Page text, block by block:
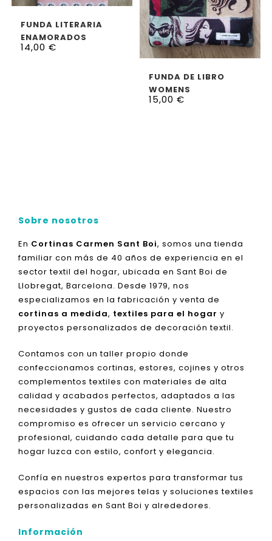
FUNDA LITERARIA
ENAMORADOS
14,00 €
FUNDA DE LIBRO
WOMENS
15,00€
Sobre nosotros
En Cortinas Carmen Sant Boi, somos una tienda
familiar con más de 40 años de experiencia en el
sector textil del hogar, ubicada en Sant Boi de
Llobregat, Barcelona. Desde 1979, nos
especializamos en la fabricación y venta de
cortinas a medida, textiles para el hogar y
proyectos personalizados de decoración textil.
Contamos con un taller propio donde
confeccionamos cortinas, estores, cojines y otros
complementos textiles con materiales de alta
calidad y acabados perfectos, adaptados a las
necesidades y gustos de cada cliente. Nuestro
compromiso es ofrecer un servicio cercano y
profesional, cuidando cada detalle para que tu
hogar luzca con estilo, confort y elegancia.
Confía en nuestros expertos para transformar tus
espacios con las mejores telas y soluciones textiles
personalizadas en Sant Boi y alrededores.
Información